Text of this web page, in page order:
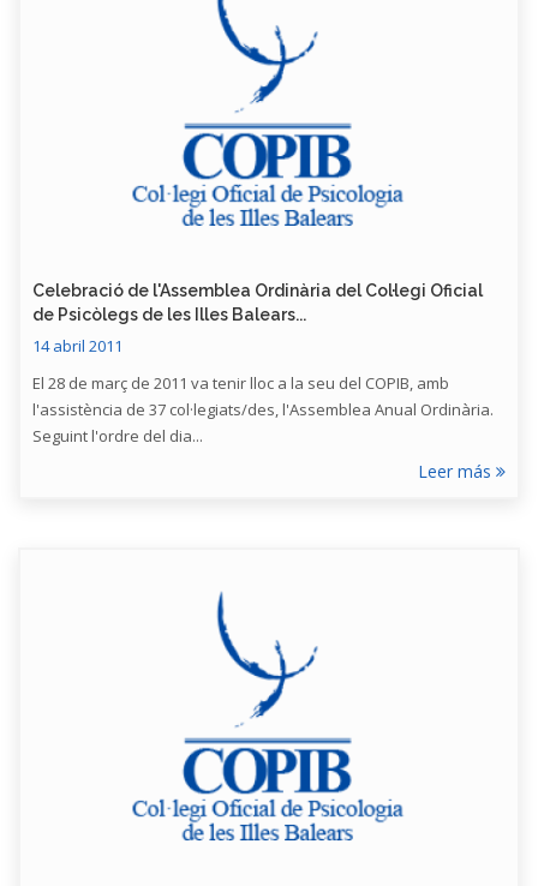
Celebració de l'Assemblea Ordinària del Col·legi Oficial
de Psicòlegs de les Illes Balears...
14 abril 2011
El 28 de març de 2011 va tenir lloc a la seu del COPIB, amb
l'assistència de 37 col·legiats/des, l'Assemblea Anual Ordinària.
Seguint l'ordre del dia...
Leer más